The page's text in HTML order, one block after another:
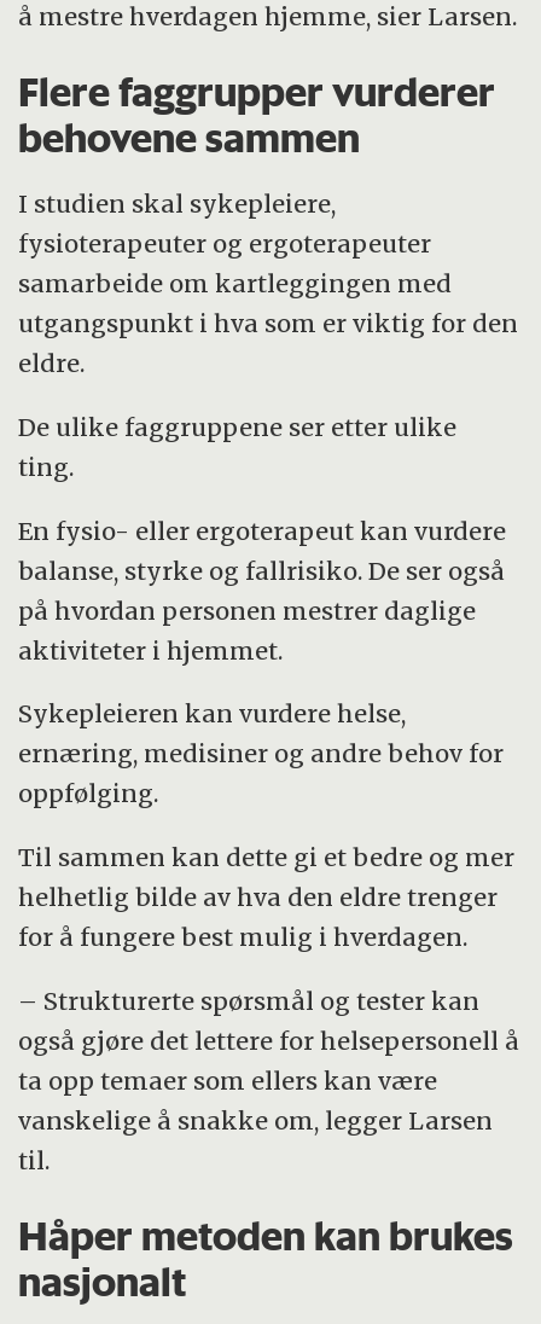
å mestre hverdagen hjemme, sier Larsen.
Flere faggrupper vurderer
behovene sammen
I studien skal sykepleiere,
fysioterapeuter og ergoterapeuter
samarbeide om kartleggingen med
utgangspunkt i hva som er viktig for den
eldre.
De ulike faggruppene ser etter ulike
ting.
En fysio- eller ergoterapeut kan vurdere
balanse, styrke og fallrisiko. De ser også
på hvordan personen mestrer daglige
aktiviteter i hjemmet.
Sykepleieren kan vurdere helse,
ernæring, medisiner og andre behov for
oppfølging.
Til sammen kan dette gi et bedre og mer
helhetlig bilde av hva den eldre trenger
for å fungere best mulig i hverdagen.
– Strukturerte spørsmål og tester kan
også gjøre det lettere for helsepersonell å
ta opp temaer som ellers kan være
vanskelige å snakke om, legger Larsen
til.
Håper metoden kan brukes
nasjonalt